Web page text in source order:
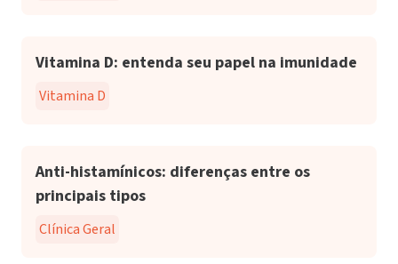
Vitamina D: entenda seu papel na imunidade
Vitamina D
Anti-histamínicos: diferenças entre os
principais tipos
Clínica Geral